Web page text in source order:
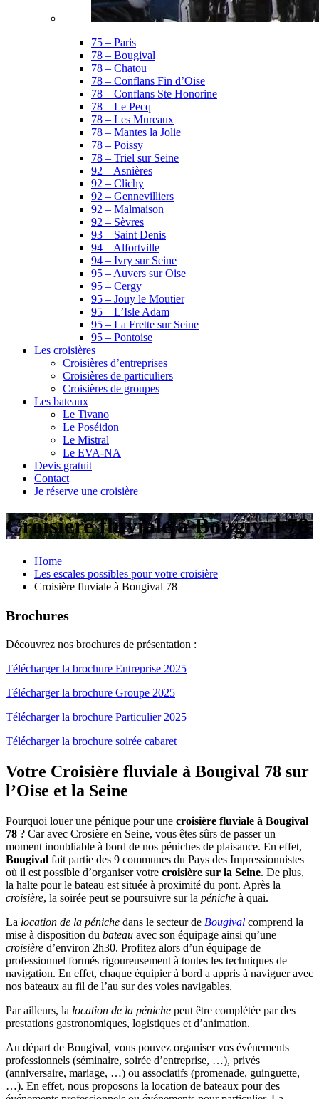
75 – Paris
78 – Bougival
78 – Chatou
78 – Conflans Fin d’Oise
78 – Conflans Ste Honorine
78 – Le Pecq
78 – Les Mureaux
78 – Mantes la Jolie
78 – Poissy
78 – Triel sur Seine
92 – Asnières
92 – Clichy
92 – Gennevilliers
92 – Malmaison
92 – Sèvres
93 – Saint Denis
94 – Alfortville
94 – Ivry sur Seine
95 – Auvers sur Oise
95 – Cergy
95 – Jouy le Moutier
95 – L’Isle Adam
95 – La Frette sur Seine
95 – Pontoise
Les croisières
Croisières d’entreprises
Croisières de particuliers
Croisières de groupes
Les bateaux
Le Tivano
Le Poséidon
Le Mistral
Le EVA-NA
Devis gratuit
Contact
Je réserve une croisière
Croisière fluviale à Bougival 78
Home
Les escales possibles pour votre croisière
Croisière fluviale à Bougival 78
Brochures
Découvrez nos brochures de présentation :
Télécharger la brochure Entreprise 2025
Télécharger la brochure Groupe 2025
Télécharger la brochure Particulier 2025
Télécharger la brochure soirée cabaret
Votre Croisière fluviale à Bougival 78 sur
l’Oise et la Seine
Pourquoi louer une pénique pour une croisière fluviale à Bougival
78 ? Car avec Crosière en Seine, vous êtes sûrs de passer un
moment inoubliable à bord de nos péniches de plaisance. En effet,
Bougival fait partie des 9 communes du Pays des Impressionnistes
où il est possible d’organiser votre croisière sur la Seine. De plus,
la halte pour le bateau est située à proximité du pont. Après la
croisière, la soirée peut se poursuivre sur la péniche à quai.
La location de la péniche dans le secteur de Bougival comprend la
mise à disposition du bateau avec son équipage ainsi qu’une
croisière d’environ 2h30. Profitez alors d’un équipage de
professionnel formés rigoureusement à toutes les techniques de
navigation. En effet, chaque équipier à bord a appris à naviguer avec
nos bateaux au fil de l’au sur des voies navigables.
Par ailleurs, la location de la péniche peut être complétée par des
prestations gastronomiques, logistiques et d’animation.
Au départ de Bougival, vous pouvez organiser vos événements
professionnels (séminaire, soirée d’entreprise, …), privés
(anniversaire, mariage, …) ou associatifs (promenade, guinguette,
…). En effet, nous proposons la location de bateaux pour des